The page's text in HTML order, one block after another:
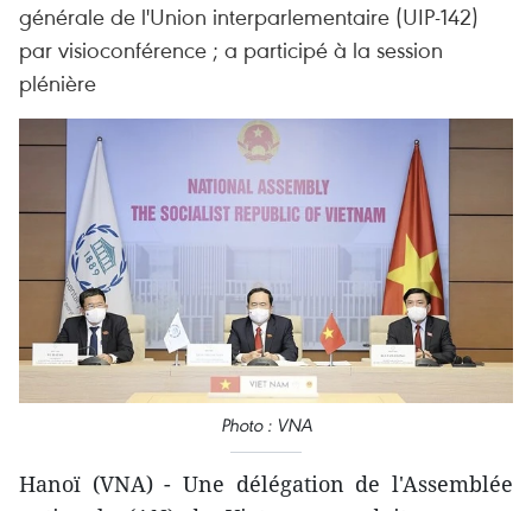
générale de l'Union interparlementaire (UIP-142)
par visioconférence ; a participé à la session
plénière
Photo : VNA
Hanoï (VNA) - Une délégation de l'Assemblée